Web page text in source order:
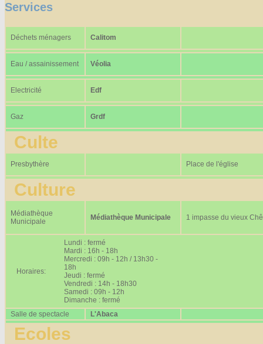
Services
Déchets ménagers Calitom
Eau / assainissement Véolia
Electricité Edf
Gaz Grdf
Culte
Presbythère Place de l'église
Culture
Médiathèque
Municipale
Médiathèque Municipale 1 impasse du vieux
Horaires:
Lundi : fermé
Mardi : 16h - 18h
Mercredi : 09h - 12h / 13h30 -
18h
Jeudi : fermé
Vendredi : 14h - 18h30
Samedi : 09h - 12h
Dimanche : fermé
Salle de spectacle
L'Abaca
Ecoles